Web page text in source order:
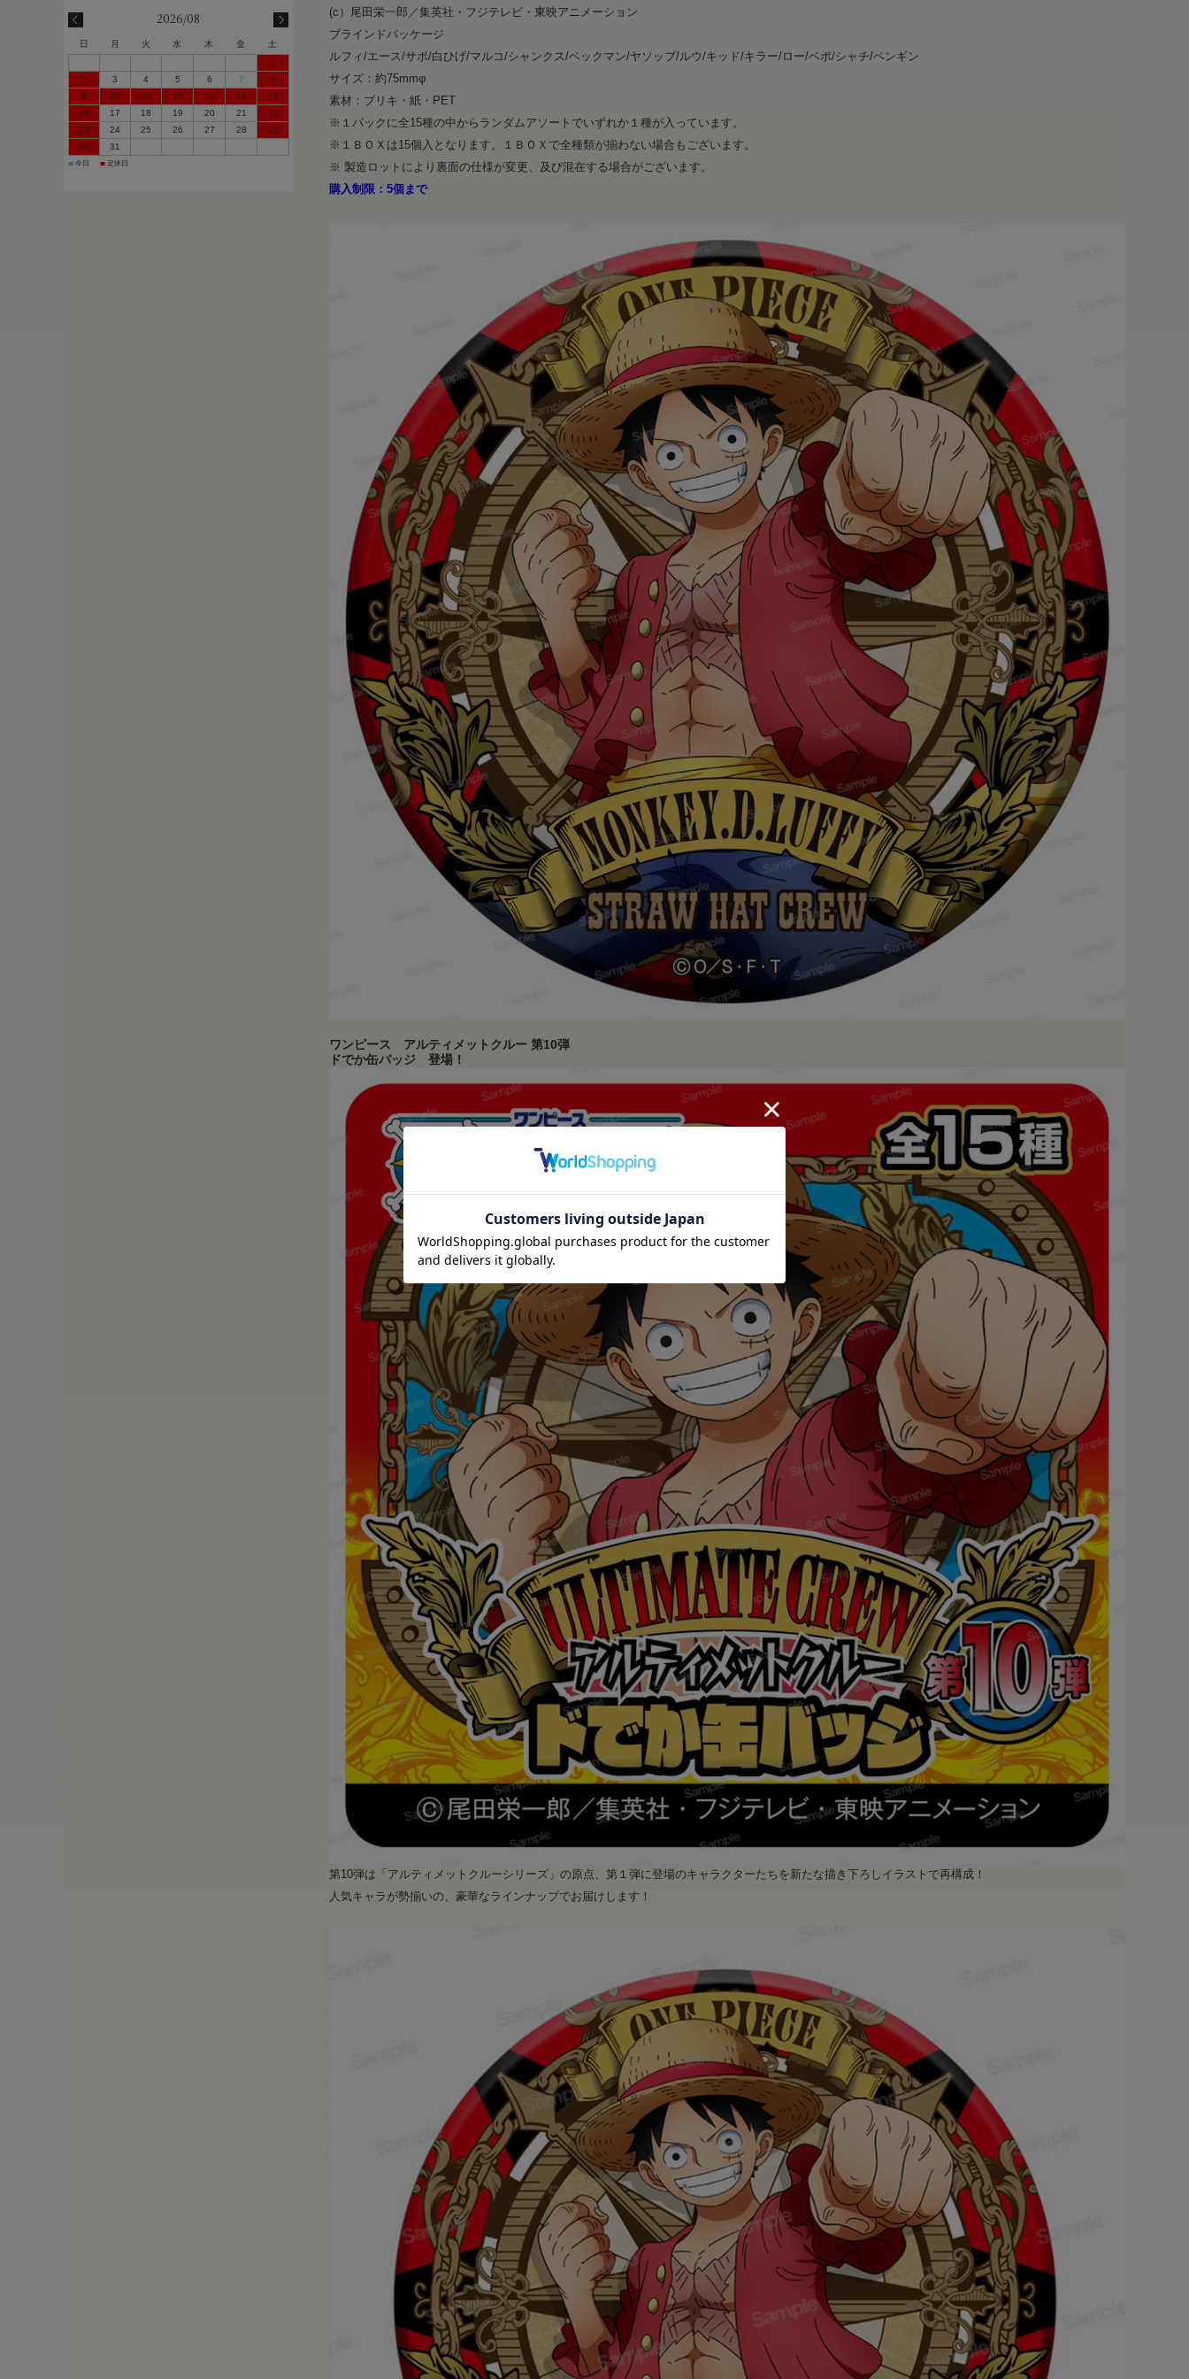
(c）尾田栄一郎／集英社・フジテレビ・東映アニメーション
ブラインドパッケージ
ルフィ/エース/サボ/白ひげ/マルコ/シャンクス/ベックマン/ヤソップ/ルウ/キッド/キラー/ロー/ベポ/シャチ/ペンギン
サイズ：約75mmφ
素材：ブリキ・紙・PET
※１パックに全15種の中からランダムアソートでいずれか１種が入っています。
※１ＢＯＸは15個入となります。１ＢＯＸで全種類が揃わない場合もございます。
※ 製造ロットにより裏面の仕様が変更、及び混在する場合がございます。
購入制限：5個まで
ワンピース アルティメットクルー 第10弾
ドでか缶バッジ 登場！
第10弾は「アルティメットクルーシリーズ」の原点、第１弾に登場のキャラクターたちを新たな描き下ろしイラストで再構成！
人気キャラが勢揃いの、豪華なラインナップでお届けします！
2026/08
日 月 火 水 木 金
土
1
2
3 4 5 6 7
8
9
10 11 12 13 14
15
16
17 18 19 20 21
22
23
24 25 26 27 28
29
30
31
■ 今日 ■ 定休日